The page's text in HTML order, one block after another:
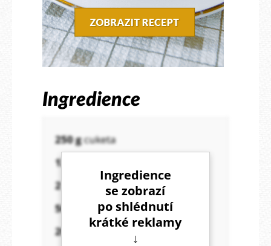
Ingredience
250 gcuketa
120 g
2 vejce (100 g)
50 g
ovesné mouky čokoládové
20 g
celozrnné mouky špaldové
Ingredience
se zobrazí
po shlédnutí
krátké reklamy
↓